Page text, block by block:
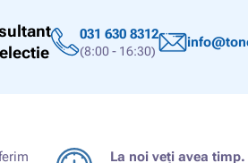
031 630 8312
(8:00 - 16:30)
La noi veți avea timp.